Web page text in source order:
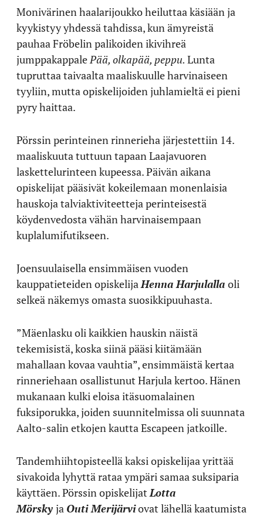
Monivärinen haalarijoukko heiluttaa käsiään ja
kyykistyy yhdessä tahdissa, kun ämyreistä
pauhaa Fröbelin palikoiden ikivihreä
jumppakappale Pää, olkapää, peppu. Lunta
tupruttaa taivaalta maaliskuulle harvinaiseen
tyyliin, mutta opiskelijoiden juhlamieltä ei pieni
pyry haittaa.
Pörssin perinteinen rinnerieha järjestettiin 14.
maaliskuuta tuttuun tapaan Laajavuoren
laskettelurinteen kupeessa. Päivän aikana
opiskelijat pääsivät kokeilemaan monenlaisia
hauskoja talviaktiviteetteja perinteisestä
köydenvedosta vähän harvinaisempaan
kuplalumifutikseen.
Joensuulaisella ensimmäisen vuoden
kauppatieteiden opiskelija Henna Harjulalla oli
selkeä näkemys omasta suosikkipuuhasta.
”Mäenlasku oli kaikkien hauskin näistä
tekemisistä, koska siinä pääsi kiitämään
mahallaan kovaa vauhtia”, ensimmäistä kertaa
rinneriehaan osallistunut Harjula kertoo. Hänen
mukanaan kulki eloisa itäsuomalainen
fuksiporukka, joiden suunnitelmissa oli suunnata
Aalto-salin etkojen kautta Escapeen jatkoille.
Tandemhiihtopisteellä kaksi opiskelijaa yrittää
sivakoida lyhyttä rataa ympäri samaa suksiparia
käyttäen. Pörssin opiskelijat Lotta
Mörsky ja Outi Merijärviovat lähellä kaatumista